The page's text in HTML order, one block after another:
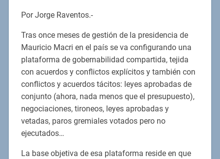
Por Jorge Raventos.-
Tras once meses de gestión de la presidencia de
Mauricio Macri en el país se va configurando una
plataforma de gobernabilidad compartida, tejida
con acuerdos y conflictos explícitos y también con
conflictos y acuerdos tácitos: leyes aprobadas de
conjunto (ahora, nada menos que el presupuesto),
negociaciones, tironeos, leyes aprobadas y
vetadas, paros gremiales votados pero no
ejecutados…
La base objetiva de esa plataforma reside en que